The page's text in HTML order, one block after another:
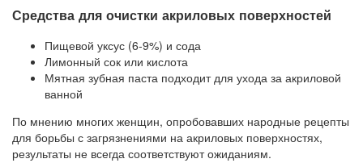
Средства для очистки акриловых поверхностей
Пищевой уксус (6-9%) и сода
Лимонный сок или кислота
Мятная зубная паста подходит для ухода за акриловой
ванной
По мнению многих женщин, опробовавших народные рецепты
для борьбы с загрязнениями на акриловых поверхностях,
результаты не всегда соответствуют ожиданиям.